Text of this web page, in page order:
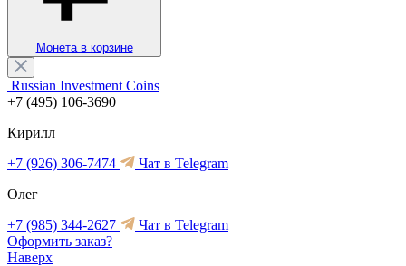
Монета в корзине
Russian Investment Coins
+7 (495) 106-3690
Кирилл
+7 (926) 306-7474
Чат в Telegram
Олег
+7 (985) 344-2627
Чат в Telegram
Оформить заказ?
Наверх